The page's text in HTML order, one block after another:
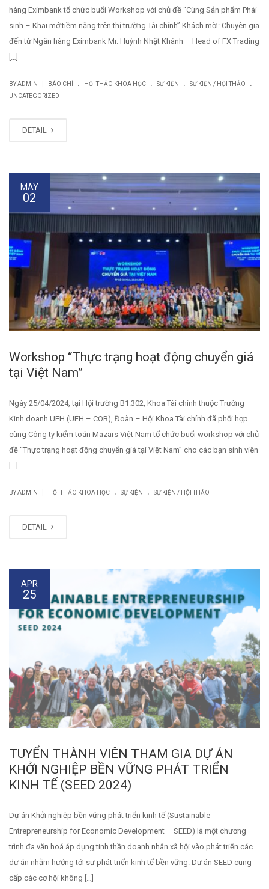
hàng Eximbank tổ chức buổi Workshop với chủ đề “Cùng Sản phẩm Phái
sinh – Khai mở tiềm năng trên thị trường Tài chính” Khách mời: Chuyên gia
đến từ Ngân hàng Eximbank Mr. Huỳnh Nhật Khánh – Head of FX Trading
[…]
BYADMIN BÁO CHÍ . HỘI THẢO KHOA HỌC . SỰ KIỆN . SỰ KIỆN / HỘI THẢO .
UNCATEGORIZED
DETAIL
MAY
02
Workshop “Thực trạng hoạt động chuyển giá
tại Việt Nam”
Ngày 25/04/2024, tại Hội trường B1.302, Khoa Tài chính thuộc Trường
Kinh doanh UEH (UEH – COB), Đoàn – Hội Khoa Tài chính đã phối hợp
cùng Công ty kiểm toán Mazars Việt Nam tổ chức buổi workshop với chủ
đề “Thực trạng hoạt động chuyển giá tại Việt Nam” cho các bạn sinh viên
[…]
BYADMIN HỘI THẢO KHOA HỌC . SỰ KIỆN . SỰ KIỆN / HỘI THẢO
DETAIL
APR
25
TUYỂN THÀNH VIÊN THAM GIA DỰ ÁN
KHỞI NGHIỆP BỀN VỮNG PHÁT TRIỂN
KINH TẾ (SEED 2024)
Dự án Khởi nghiệp bền vững phát triển kinh tế (Sustainable
Entrepreneurship for Economic Development – SEED) là một chương
trình đa văn hoá áp dụng tinh thần doanh nhân xã hội vào phát triển các
dự án nhằm hướng tới sự phát triển kinh tế bền vững. Dự án SEED cung
cấp các cơ hội không […]